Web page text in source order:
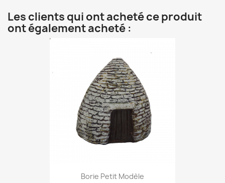
Les clients qui ont acheté ce produit
ont également acheté :
Borie Petit Modèle